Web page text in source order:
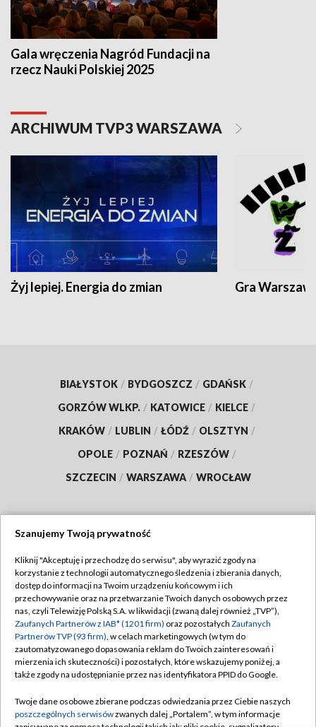
Gala wręczenia Nagród Fundacji na
rzecz Nauki Polskiej 2025
ARCHIWUM TVP3 WARSZAWA
Żyj lepiej. Energia do zmian Gra
BIAŁYSTOK / BYDGOSZCZ / GDAŃSK /
GORZÓW WLKP. / KATOWICE / KIELCE /
KRAKÓW / LUBLIN / ŁÓDŹ / OLSZTYN /
OPOLE / POZNAŃ / RZESZÓW /
SZCZECIN / WARSZAWA / WROCŁAW
TVP
Abonament TVP
Emisja w TVP
Centrum informacji TVP
Naziemna Telewizja Cyfrowa
Rada Programowa
Regulamin TVP
Polityka prywatności
Moje zgody
Pomoc
Kontakt
Szanujemy Twoją prywatność
Kliknij "Akceptuję i przechodzę do serwisu", aby wyrazić zgody na
korzystanie z technologii automatycznego śledzenia i zbierania danych,
dostęp do informacji na Twoim urządzeniu końcowym i ich
przechowywanie oraz na przetwarzanie Twoich danych osobowych przez
nas, czyli Telewizję Polską S.A. w likwidacji (zwaną dalej również „TVP”),
Zaufanych Partnerów z IAB* (1201 firm) oraz pozostałych Zaufanych
Partnerów TVP (93 firm), w celach marketingowych (w tym do
zautomatyzowanego dopasowania reklam do Twoich zainteresowań i
mierzenia ich skuteczności) i pozostałych, które wskazujemy poniżej, a
także zgody na udostępnianie przez nas identyfikatora PPID do Google.
Twoje dane osobowe zbierane podczas odwiedzania przez Ciebie naszych
poszczególnych serwisówzwanych dalej „Portalem”, w tym informacje